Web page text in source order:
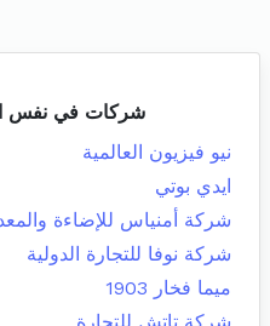
شركات في نفس
نيو فيزيون العالمية
ايدي بوتي
شركة أمنياس للإضاءة
شركة نوفا للتجارة الدولية
ميما فخار 1903